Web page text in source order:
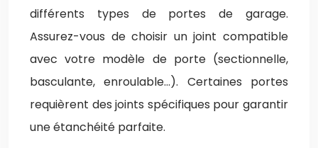
différents types de portes de garage.
Assurez-vous de choisir un joint compatible
avec votre modèle de porte (sectionnelle,
basculante, enroulable…). Certaines portes
requièrent des joints spécifiques pour garantir
une étanchéité parfaite.